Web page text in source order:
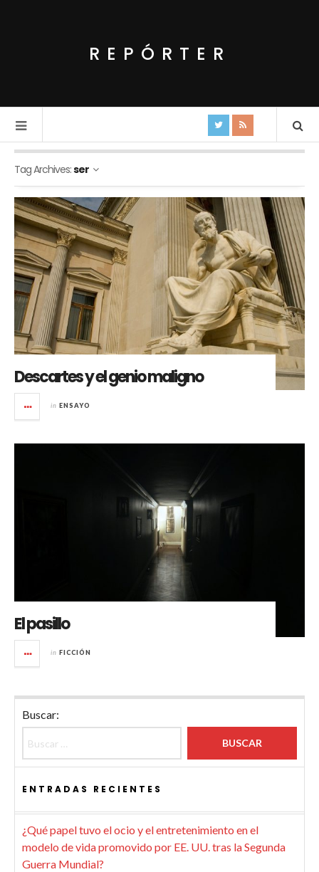
REPÓRTER
Tag Archives:ser
Descartes y el genio maligno
in ENSAYO
El pasillo
in FICCIÓN
Buscar:
ENTRADAS RECIENTES
¿Qué papel tuvo el ocio y el entretenimiento en el
modelo de vida promovido por EE. UU. tras la Segunda
Guerra Mundial?